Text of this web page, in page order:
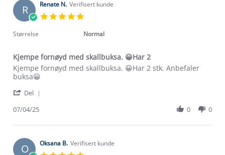
R Renate N. Verifisert kunde
rating
Størrelse Normal
Kjempe fornøyd med skallbuksa. 😀Har 2
Review
by
N.
7
2025
review
stating
fornøyd
skallbuksa.
Har
Kjempe fornøyd med skallbuksa. 😀Har 2 stk. Anbefaler
buksa😀
Del
Renate
on
7
07/04/25 0 0
O Oksana B. Verifisert kunde